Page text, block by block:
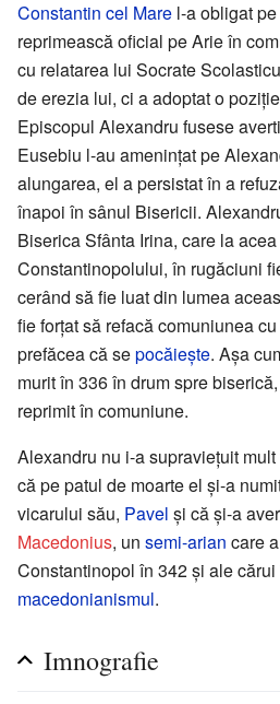
Constantin cel Mare l-a obligat
reprimească oficial pe Arie în
cu relatarea lui Socrate
de erezia lui, ci a adoptat o
Episcopul Alexandru fusese
Eusebiu l-au amenințat pe
alungarea, el a persistat în a
înapoi în sânul Bisericii.
Biserica Sfânta Irina, care la
Constantinopolului, în rugăciuni
cerând să fie luat din lumea
fie forțat să refacă comuniunea
prefăcea că sepocăiește. Așa
murit în 336 în drum spre
reprimit în comuniune.
Alexandru nu i-a supraviețuit
că pe patul de moarte el și-a
vicarului său, Pavel și că și-a
Macedonius, un semi-arian care
Constantinopol în 342 și ale
macedonianismul.
Imnografie